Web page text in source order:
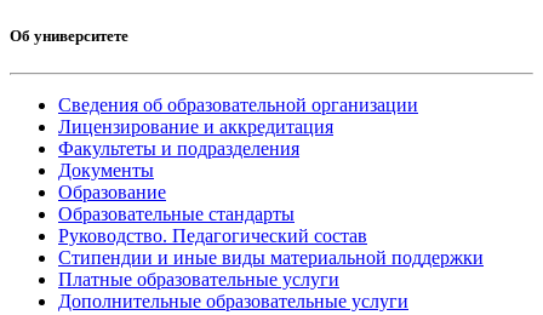
Об университете
Сведения об образовательной организации
Лицензирование и аккредитация
Факультеты и подразделения
Документы
Образование
Образовательные стандарты
Руководство. Педагогический состав
Стипендии и иные виды материальной поддержки
Платные образовательные услуги
Дополнительные образовательные услуги